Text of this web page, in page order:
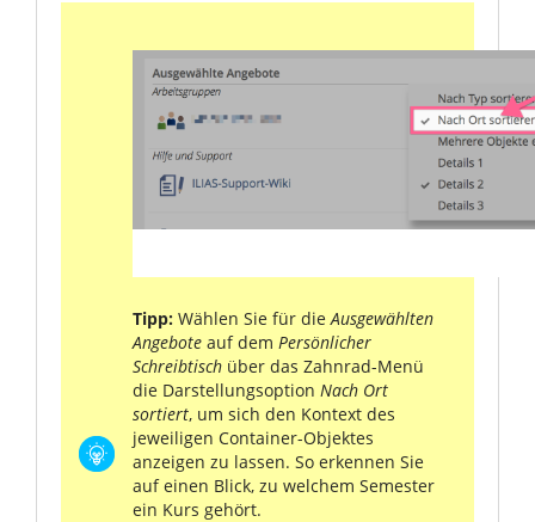
Tipp: Wählen Sie für dieAusgewählten
Angebote auf dem Persönlicher
Schreibtisch über das Zahnrad-Menü
die Darstellungsoption Nach Ort
sortiert, um sich den Kontext des
jeweiligen Container-Objektes
anzeigen zu lassen. So erkennen Sie
auf einen Blick, zu welchem Semester
ein Kurs gehört.